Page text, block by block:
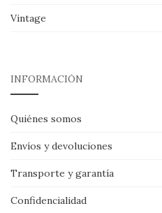
Vintage
INFORMACIÓN
Quiénes somos
Envíos y devoluciones
Transporte y garantía
Confidencialidad